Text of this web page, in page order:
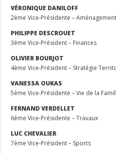
VÉRONIQUE DANILOFF
2ème Vice-Présidente –
PHILIPPE DESCROUET
3ème Vice-Président – Finances
OLIVIER BOURJOT
4ème Vice-Président – Stratégie
VANESSA OUKAS
5ème Vice-Présidente – Vie de la
FERNAND VERDELLET
6ème Vice-Présidente – Travaux
LUC CHEVALIER
7ème Vice-Président – Sports